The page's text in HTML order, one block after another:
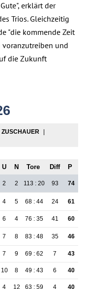
erklärt der
Trios. Gleichzeitig
"die kommende Zeit
und
die Zukunft